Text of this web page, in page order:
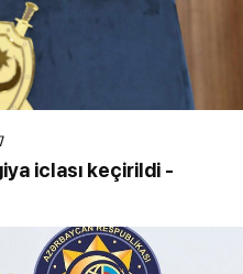
iclası keçirildi -